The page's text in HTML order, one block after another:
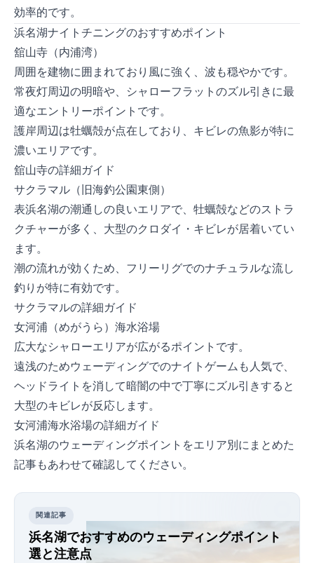
効率的です。
浜名湖ナイトチニングのおすすめポイント
舘山寺（内浦湾）
周囲を建物に囲まれており風に強く、波も穏やかです。
常夜灯周辺の明暗や、シャローフラットのズル引きに最
適なエントリーポイントです。
護岸周辺は牡蠣殻が点在しており、キビレの魚影が特に
濃いエリアです。
舘山寺の詳細ガイド
サクラマル（旧海釣公園東側）
表浜名湖の潮通しの良いエリアで、牡蠣殻などのストラ
クチャーが多く、大型のクロダイ・キビレが居着いてい
ます。
潮の流れが効くため、フリーリグでのナチュラルな流し
釣りが特に有効です。
サクラマルの詳細ガイド
女河浦（めがうら）海水浴場
広大なシャローエリアが広がるポイントです。
遠浅のためウェーディングでのナイトゲームも人気で、
ヘッドライトを消して暗闇の中で丁寧にズル引きすると
大型のキビレが反応します。
女河浦海水浴場の詳細ガイド
浜名湖のウェーディングポイントをエリア別にまとめた
記事もあわせて確認してください。
関連記事
浜名湖でおすすめのウェーディングポイント10
選と注意点